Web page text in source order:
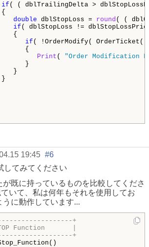
if ( ( dblTrailingDelta >
double dblStopLoss = round ( (
if ( dblStopLoss !=
if ( !OrderModify(
Print ( "Order Modification
19:45 #6
してみてください
が既に持っているものを比較してくださ
いて、私は何年もそれを使用してお
うに動作しています...
+
Function       |
+